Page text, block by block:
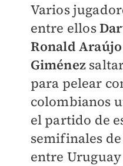
Varios
entre ellos
Ronald
Giménez
para pelear
colombianos
el partido de
semifinales
entre